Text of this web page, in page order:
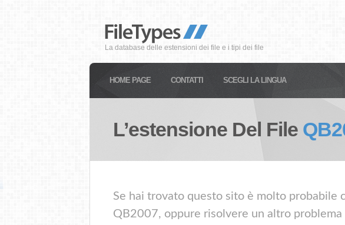
La database delle estensioni dei file e i tipi dei file
HOME PAGE CONTATTI SCEGLI LA LINGUA
L’estensione Del File
Se hai trovato questo sito è molto
QB2007, oppure risolvere un altro